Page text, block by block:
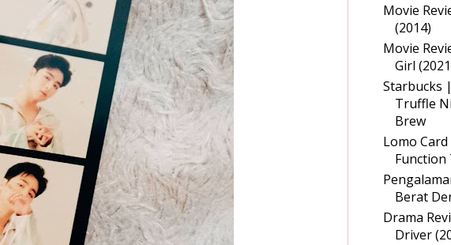
Movie
(2014)
Movie
Girl
Starbucks
Truffle
Brew
Lomo Card
Berat
Drama
Driver